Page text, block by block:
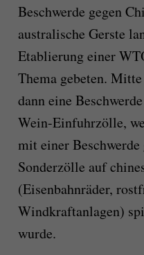
Beschwerde gegen
australische Gerste
Etablierung einer
Thema gebeten.
dann eine
Wein-Einfuhrzölle,
mit einer
Sonderzölle auf
(Eisenbahnräder,
Windkraftanlagen)
wurde.